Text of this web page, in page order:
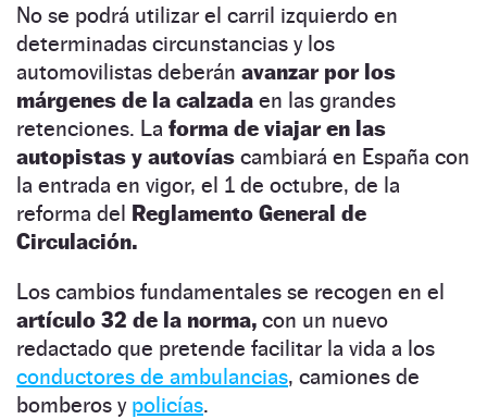
No se podrá utilizar el carril izquierdo en
determinadas circunstancias y los
automovilistas deberán avanzar por los
márgenes de la calzada en las grandes
retenciones. La forma de viajar en las
autopistas y autovías cambiará en España con
la entrada en vigor, el 1 de octubre, de la
reforma del Reglamento General de
Circulación.
Los cambios fundamentales se recogen en el
artículo 32 de la norma, con un nuevo
redactado que pretende facilitar la vida a los
conductores de ambulancias, camiones de
bomberos y policías.